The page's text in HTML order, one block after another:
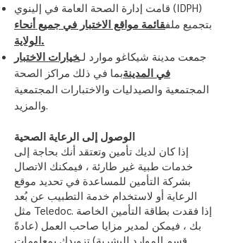
قامت إدارة الصحة العامة في إلينوي (IDPH)
بتجميع ملفقائمة مواقع الاختبار في جميع أنحاء
الولاية.
جمعت مدينة شيكاغو موارد لـخيارات الاختبار
في المدينةبما في ذلك مراكز الصحة
المجتمعية والصيدليات والاختبارات المجتمعية
والمزيد.
الوصول إلى الرعاية الصحية
إذا كان لديك تأمين وتعتقد أنك بحاجة إلى
خدمات طبية غير طارئة ، فيمكنك الاتصال
بشركة التأمين للمساعدة في تحديد موقع
الرعاية أو لاستخدام خدمة التطبيب عن بُعد
مثل Teledoc. إذا فقدت بطاقة التأمين الخاصة
بك ، فيمكن لمدير مزايا صاحب العمل (عادةً
قسم الموارد البشرية) تزويدك بمعلومات